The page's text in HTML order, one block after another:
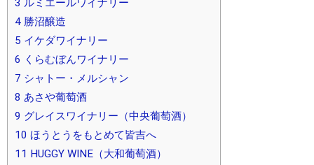
3 ルミエールワイナリー
4 勝沼醸造
5 イケダワイナリー
6 くらむぼんワイナリー
7 シャトー・メルシャン
8 あさや葡萄酒
9 グレイスワイナリー（中央葡萄酒）
10 ほうとうをもとめて皆吉へ
11 HUGGY WINE（大和葡萄酒）